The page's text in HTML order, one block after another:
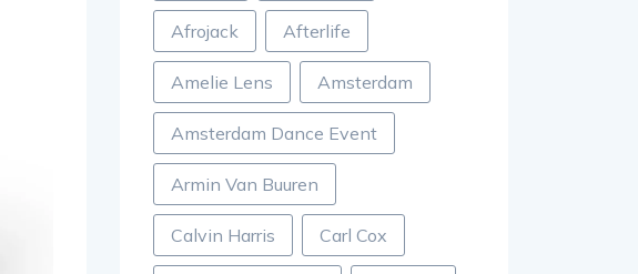
Afrojack Afterlife
Amelie Lens Amsterdam
Amsterdam Dance Event
Armin Van Buuren
Calvin Harris Carl Cox